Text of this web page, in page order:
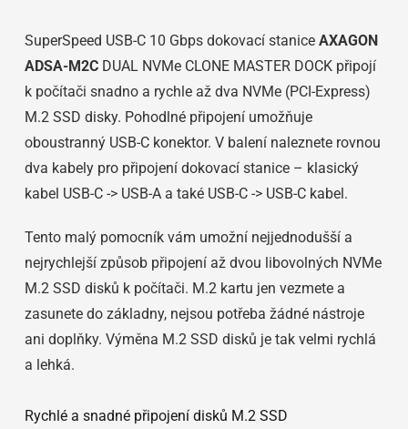
SuperSpeed USB-C 10 Gbps dokovací stanice AXAGON
ADSA-M2C DUAL NVMe CLONE MASTER DOCK připojí
k počítači snadno a rychle až dva NVMe (PCI-Express)
M.2 SSD disky. Pohodlné připojení umožňuje
oboustranný USB-C konektor. V balení naleznete rovnou
dva kabely pro připojení dokovací stanice – klasický
kabel USB-C -> USB-A a také USB-C -> USB-C kabel.
Tento malý pomocník vám umožní nejjednodušší a
nejrychlejší způsob připojení až dvou libovolných NVMe
M.2 SSD disků k počítači. M.2 kartu jen vezmete a
zasunete do základny, nejsou potřeba žádné nástroje
ani doplňky. Výměna M.2 SSD disků je tak velmi rychlá
a lehká.
Rychlé a snadné připojení disků M.2 SSD